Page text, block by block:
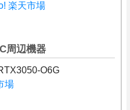
楽天市場
周辺機器
O6G
場